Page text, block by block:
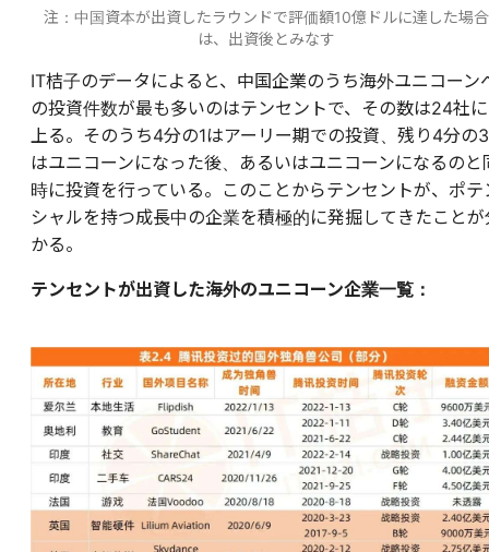
注：中国資本が出資したラウンドで評価額10億ドルに達した場合
は、出資後とみなす
IT桔子のデータによると、中国企業のうち海外ユニコーン
の投資件数が最も多いのはテンセントで、その数は24社に
上る。そのうち4分の1はアーリー期での投資、残り4分の3
はユニコーンになった後、あるいはユニコーンになるのと
時に投資を行っている。このことからテンセントが、ポテ
シャルを持つ成長中の企業を積極的に発掘してきたことが
かる。
テンセントが出資した海外のユニコーン企業一覧：